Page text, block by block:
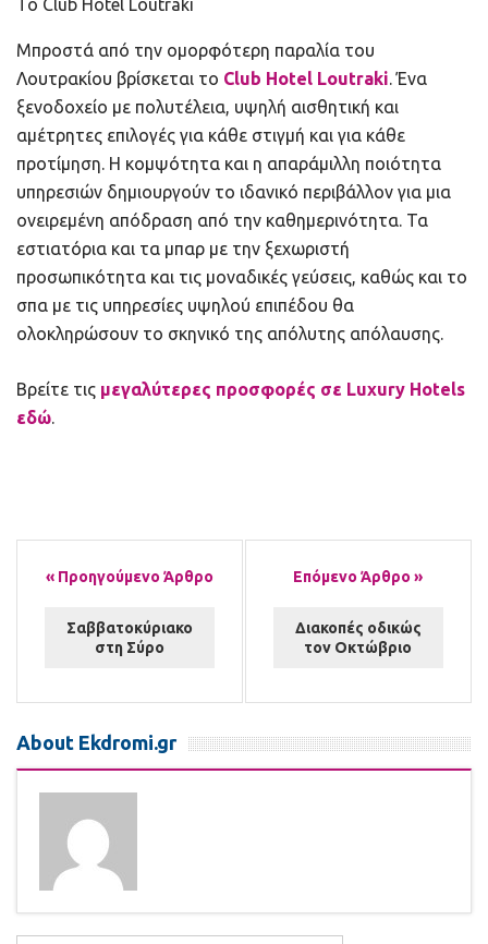
To Club Hotel Loutraki
Μπροστά από την ομορφότερη παραλία του
Λουτρακίου βρίσκεται το Club Hotel Loutraki. Ένα
ξενοδοχείο με πολυτέλεια, υψηλή αισθητική και
αμέτρητες επιλογές για κάθε στιγμή και για κάθε
προτίμηση. Η κομψότητα και η απαράμιλλη ποιότητα
υπηρεσιών δημιουργούν το ιδανικό περιβάλλον για μια
ονειρεμένη απόδραση από την καθημερινότητα. Τα
εστιατόρια και τα μπαρ με την ξεχωριστή
προσωπικότητα και τις μοναδικές γεύσεις, καθώς και το
σπα με τις υπηρεσίες υψηλού επιπέδου θα
ολοκληρώσουν το σκηνικό της απόλυτης απόλαυσης.
Βρείτε τις μεγαλύτερες προσφορές σε Luxury Hotels
εδώ.
Σαββατοκύριακο
στη Σύρο
Διακοπές οδικώς
τον Οκτώβριο
About Ekdromi.gr